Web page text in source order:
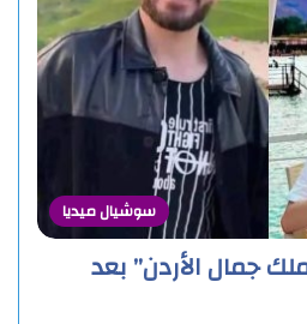
سوشيال ميديا
جمال الأردن” بعد